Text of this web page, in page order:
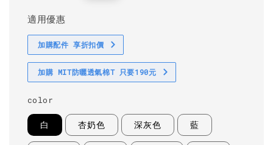
適用優惠
加購配件 享折扣價
加購 MIT防曬透氣棉T 只要190元
color
白 杏奶色 深灰色 藍